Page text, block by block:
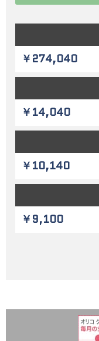
￥274,040
￥14,040
￥10,140
￥9,100